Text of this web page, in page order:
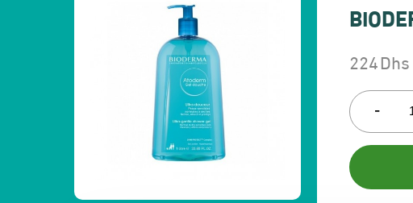
Le
prix
initial
était :
244
224Dhs
Le
prix
actuel
est :
224
-